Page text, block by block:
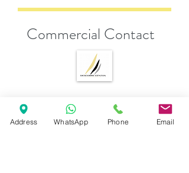
Commercial Contact
Andrea Esposito
sales@descobreventos.pt
Address WhatsApp Phone Email